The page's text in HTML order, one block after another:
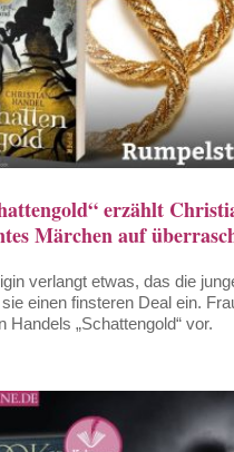
erzählt
Märchen auf
verlangt etwas, das die
einen finsteren Deal ein.
Handels „Schattengold“ vor.